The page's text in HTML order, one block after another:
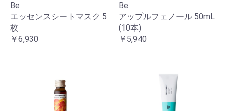
Be
エッセンスシートマスク 5
枚
￥6,930
Be
アップルフェノール 50mL
(10本)
￥5,940